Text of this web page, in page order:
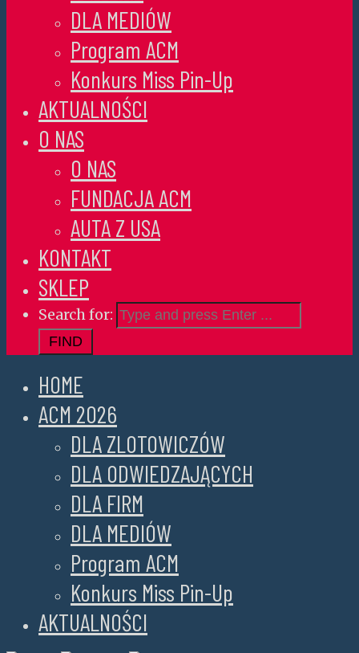
DLA MEDIÓW
Program ACM
Konkurs Miss Pin-Up
AKTUALNOŚCI
O NAS
O NAS
FUNDACJA ACM
AUTA Z USA
KONTAKT
SKLEP
Search for:
HOME
ACM 2026
DLA ZLOTOWICZÓW
DLA ODWIEDZAJĄCYCH
DLA FIRM
DLA MEDIÓW
Program ACM
Konkurs Miss Pin-Up
AKTUALNOŚCI